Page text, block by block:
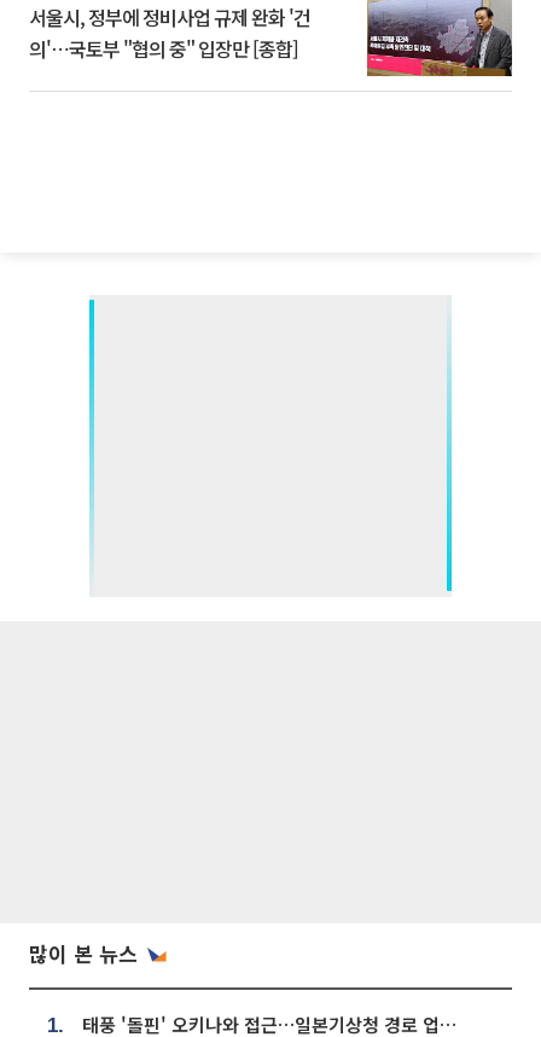
서울시, 정부에 정비사업 규제 완화 '건
의'⋯국토부 "협의 중" 입장만 [종합]
많이 본 뉴스
1. 태풍 '돌핀' 오키나와 접근…일본기상청 경로 업데이트